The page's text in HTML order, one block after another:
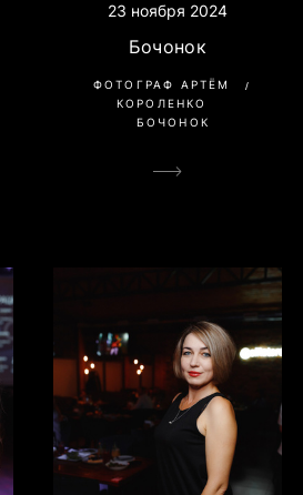
23 ноября 2024
Бочонок
ФОТОГРАФ АРТЁМ
КОРОЛЕНКО
БОЧОНОК